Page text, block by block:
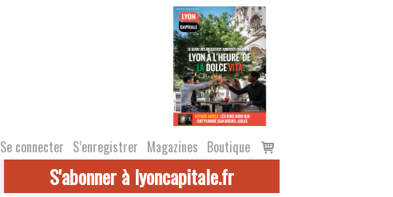
Se connecter S’enregistrer Magazines Boutique
Voir
le
S'abonner à lyoncapitale.fr